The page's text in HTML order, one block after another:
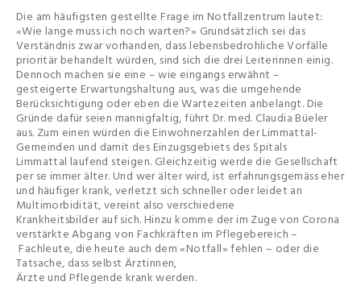
Die am häufigsten gestellte Frage im Notfallzentrum lautet:
«Wie lange muss ich noch warten?» Grundsätzlich sei das
Verständnis zwar vorhanden, dass lebensbedrohliche Vorfälle
prioritär behandelt würden, sind sich die drei Leiterinnen einig.
Dennoch machen sie eine – wie eingangs erwähnt –
gesteigerte Erwartungshaltung aus, was die umgehende
Berücksichtigung oder eben die Wartezeiten anbelangt. Die
Gründe dafür seien mannigfaltig, führt Dr. med. Claudia Büeler
aus. Zum einen würden die Einwohnerzahlen der Limmattal-
Gemeinden und damit des Einzugsgebiets des Spitals
Limmattal laufend steigen. Gleichzeitig werde die Gesellschaft
per se immer älter. Und wer älter wird, ist erfahrungsgemäss eher
und häufiger krank, verletzt sich schneller oder leidet an
Multimorbidität, vereint also verschiedene
Krankheitsbilder auf sich. Hinzu komme der im Zuge von Corona
verstärkte Abgang von Fachkräften im Pflegebereich –
Fachleute, die heute auch dem «Notfall» fehlen – oder die
Tatsache, dass selbst Ärztinnen,
Ärzte und Pflegende krank werden.